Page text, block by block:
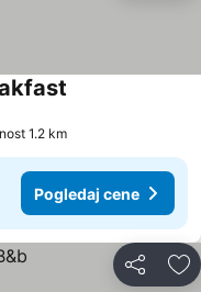
1.2 km
Pogledaj cene
Deli